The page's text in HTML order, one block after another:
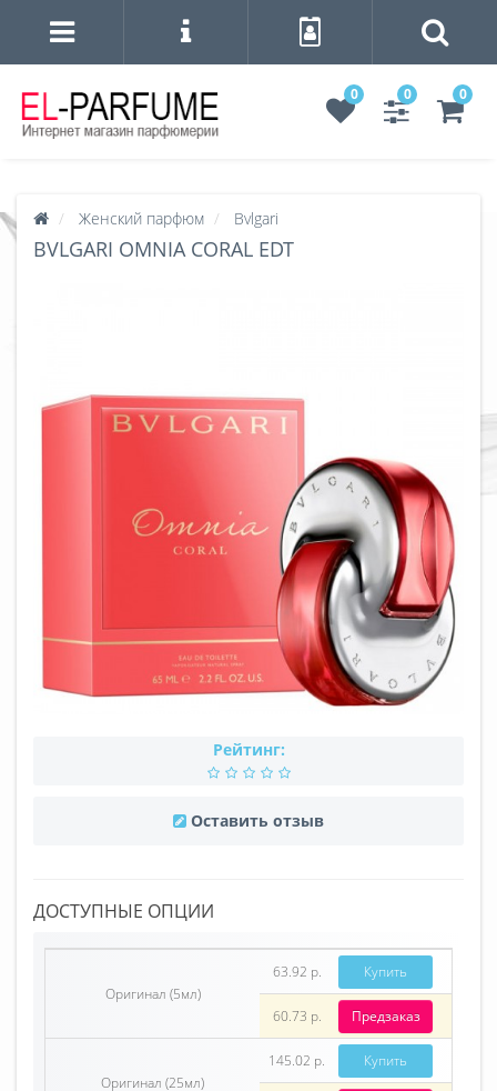
0 0 0
Женский парфюм Bvlgari
BVLGARI OMNIA CORAL EDT
Рейтинг:
Оставить отзыв
ДОСТУПНЫЕ ОПЦИИ
Оригинал (5мл)
63.92 р. Купить
60.73 р. Предзаказ
Оригинал (25мл)
145.02 р. Купить